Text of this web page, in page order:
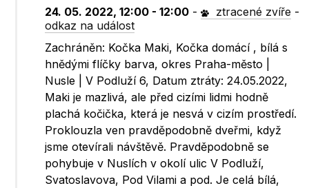
24. 05. 2022, 12:00 - 12:00 - ztracené zvíře -
odkaz na událost
Zachráněn: Kočka Maki, Kočka domácí , bílá s
hnědými flíčky barva, okres Praha-město |
Nusle | V Podluží 6, Datum ztráty: 24.05.2022,
Maki je mazlivá, ale před cizími lidmi hodně
plachá kočička, která je nesvá v cizím prostředí.
Proklouzla ven pravděpodobně dveřmi, když
jsme otevírali návštěvě. Pravděpodobně se
pohybuje v Nuslích v okolí ulic V Podluží,
Svatoslavova, Pod Vilami a pod. Je celá bílá,